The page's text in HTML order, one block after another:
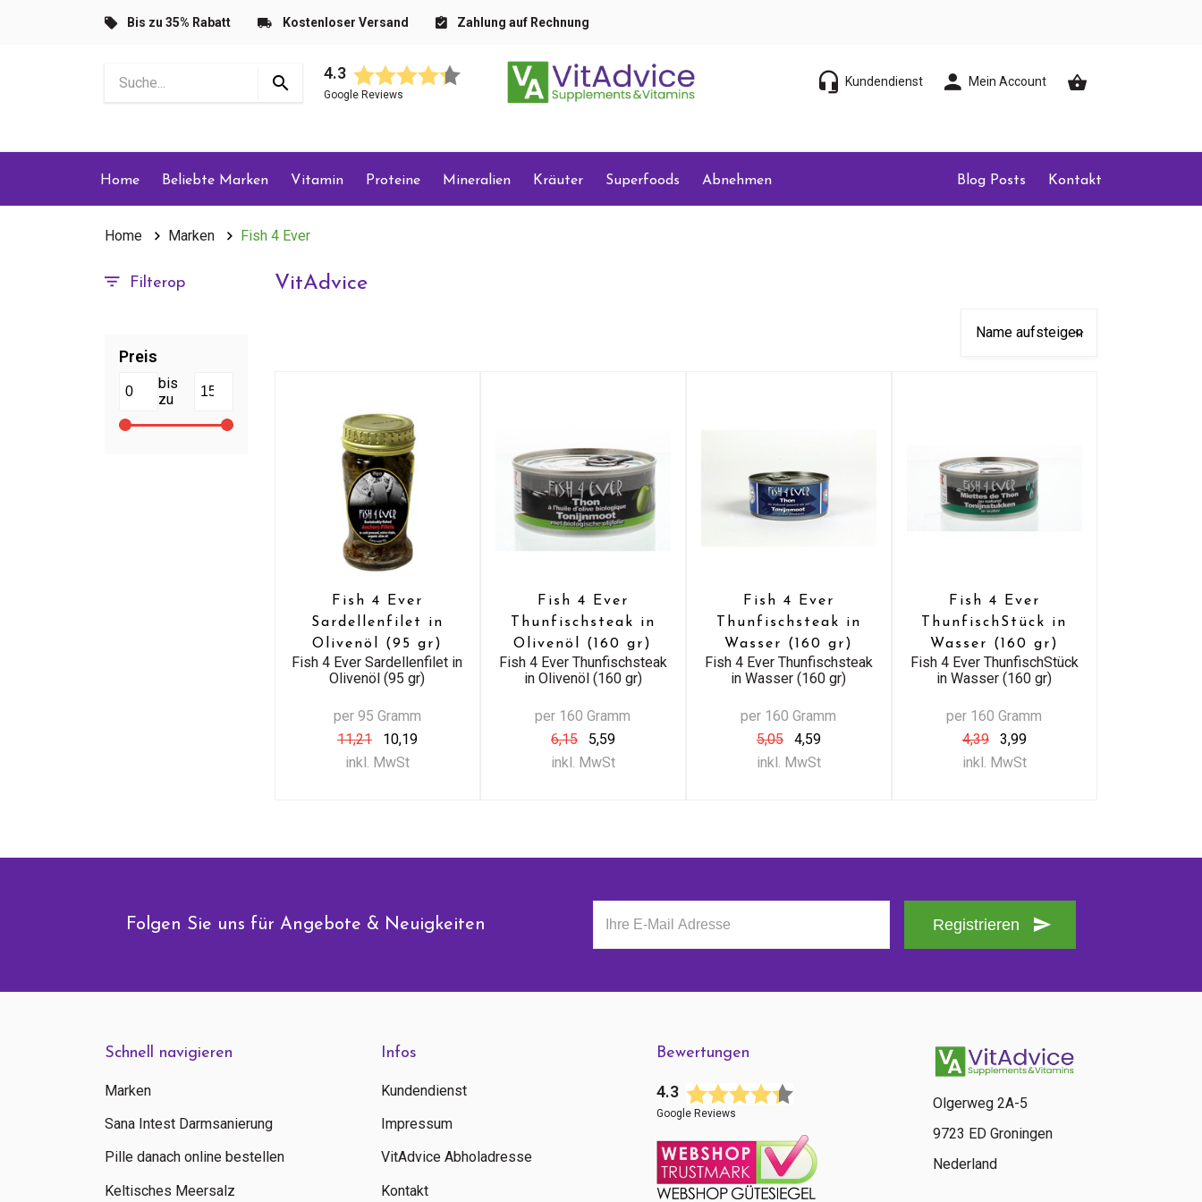
Bis zu 35% Rabatt Kostenloser Versand Zahlung auf Rechnung
4.3
Google Reviews
Kundendienst Mein Account
Home Beliebte Marken Vitamin Proteine Mineralien Kräuter Superfoods Abnehmen Blog Posts Kontakt
Home Marken Fish 4 Ever
Filterop
Preis
bis
zu
VitAdvice
Fish 4 Ever
Sardellenfilet in
Olivenöl (95 gr)
Fish 4 Ever Sardellenfilet in
Olivenöl (95 gr)
per 95 Gramm
11,21
10,19
inkl. MwSt
Fish 4 Ever
Thunfischsteak in
Olivenöl (160 gr)
Fish 4 Ever Thunfischsteak
in Olivenöl (160 gr)
per 160 Gramm
6,15
5,59
inkl. MwSt
Fish 4 Ever
Thunfischsteak in
Wasser (160 gr)
Fish 4 Ever Thunfischsteak
in Wasser (160 gr)
per 160 Gramm
5,05
4,59
inkl. MwSt
Fish 4 Ever
ThunfischStück in
Wasser (160 gr)
Fish 4 Ever ThunfischStück
in Wasser (160 gr)
per 160 Gramm
4,39
3,99
inkl. MwSt
Folgen Sie uns für Angebote & Neuigkeiten Registrieren
Schnell navigieren
Marken
Sana Intest Darmsanierung
Pille danach online bestellen
Keltisches Meersalz
Infos
Kundendienst
Impressum
VitAdvice Abholadresse
Kontakt
Bewertungen
4.3
Google Reviews
Olgerweg 2A-5
9723 ED Groningen
Nederland